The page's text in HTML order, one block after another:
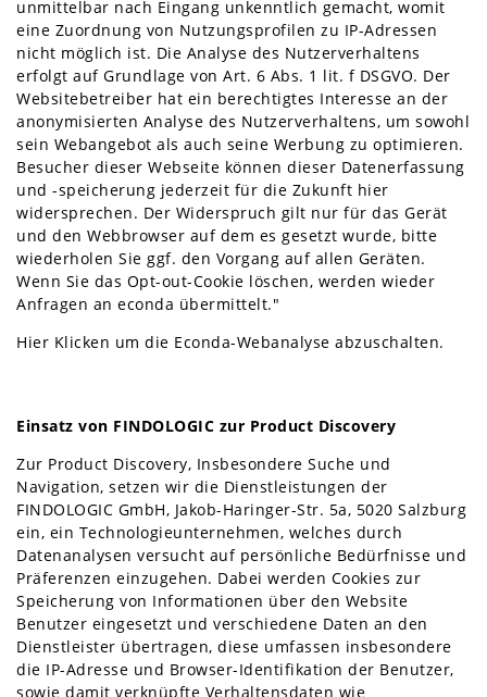
unmittelbar nach Eingang unkenntlich gemacht, womit
eine Zuordnung von Nutzungsprofilen zu IP-Adressen
nicht möglich ist. Die Analyse des Nutzerverhaltens
erfolgt auf Grundlage von Art. 6 Abs. 1 lit. f DSGVO. Der
Websitebetreiber hat ein berechtigtes Interesse an der
anonymisierten Analyse des Nutzerverhaltens, um sowohl
sein Webangebot als auch seine Werbung zu optimieren.
Besucher dieser Webseite können dieser Datenerfassung
und -speicherung jederzeit für die Zukunft hier
widersprechen. Der Widerspruch gilt nur für das Gerät
und den Webbrowser auf dem es gesetzt wurde, bitte
wiederholen Sie ggf. den Vorgang auf allen Geräten.
Wenn Sie das Opt-out-Cookie löschen, werden wieder
Anfragen an econda übermittelt."
Hier Klicken um die Econda-Webanalyse abzuschalten.
Einsatz von FINDOLOGIC zur Product Discovery
Zur Product Discovery, Insbesondere Suche und
Navigation, setzen wir die Dienstleistungen der
FINDOLOGIC GmbH, Jakob-Haringer-Str. 5a, 5020 Salzburg
ein, ein Technologieunternehmen, welches durch
Datenanalysen versucht auf persönliche Bedürfnisse und
Präferenzen einzugehen. Dabei werden Cookies zur
Speicherung von Informationen über den Website
Benutzer eingesetzt und verschiedene Daten an den
Dienstleister übertragen, diese umfassen insbesondere
die IP-Adresse und Browser-Identifikation der Benutzer,
sowie damit verknüpfte Verhaltensdaten wie